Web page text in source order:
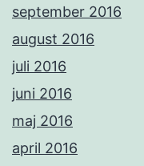
september 2016
august 2016
juli 2016
juni 2016
maj 2016
april 2016